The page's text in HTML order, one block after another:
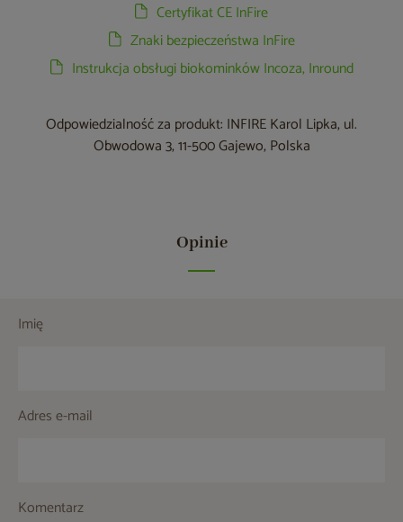
Certyfikat CE InFire
Znaki bezpieczeństwa InFire
Instrukcja obsługi biokominków Incoza, Inround
Odpowiedzialność za produkt: INFIRE Karol Lipka, ul.
Obwodowa 3, 11-500 Gajewo, Polska
Opinie
Imię
Adres e-mail
Komentarz